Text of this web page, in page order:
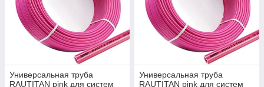
Универсальная труба
RAUTITAN pink для систем
Универсальная труба
RAUTITAN pink для систем